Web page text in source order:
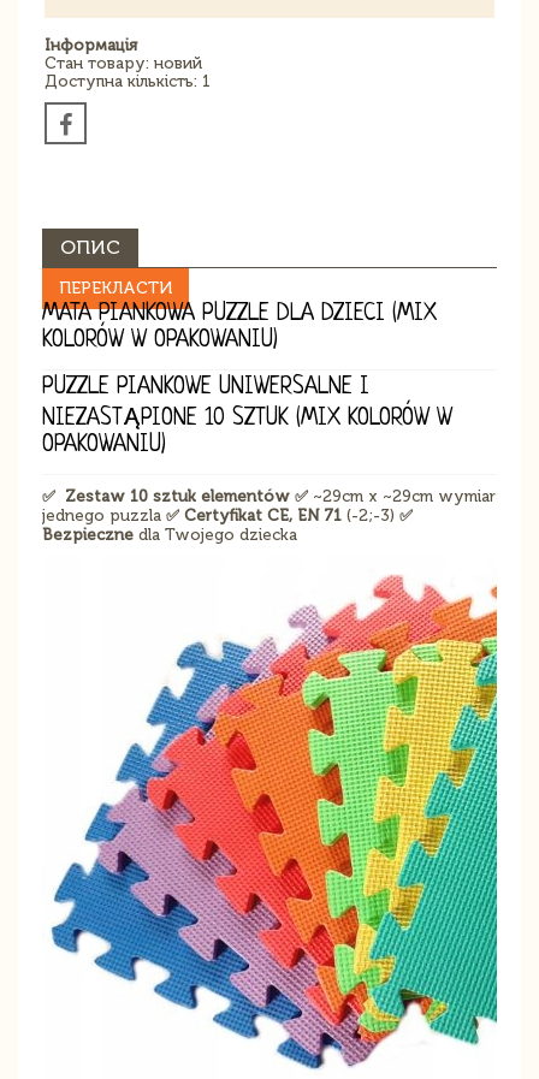
Інформація
Стан товару: новий
Доступна кількість: 1
ОПИС
ПЕРЕКЛАСТИ
MATA PIANKOWA PUZZLE DLA DZIECI (MIX
KOLORÓW W OPAKOWANIU)
PUZZLE PIANKOWE UNIWERSALNE I
NIEZASTĄPIONE 10 SZTUK (MIX KOLORÓW W
OPAKOWANIU)
✅ Zestaw 10 sztuk elementów ✅ ~29cm x ~29cm wymiar
jednego puzzla ✅ Certyfikat CE, EN 71 (-2;-3) ✅
Bezpieczne dla Twojego dziecka